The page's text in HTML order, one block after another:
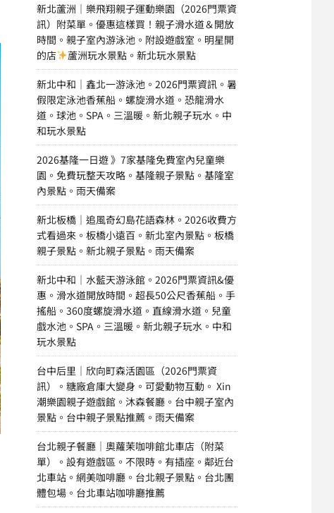
新北蘆洲｜樂飛翔親子運動樂園（2026門票資
訊）附菜單。優惠這樣買！親子滑水道＆開放
時間。親子室內游泳池。附設遊戲室。明星開
的店
蘆洲玩水景點。新北玩水景點
新北中和｜鑫北一游泳池。2026門票資訊。暑
假限定泳池香蕉船。螺旋滑水道。恐龍滑水
道。球池。SPA。三溫暖。新北親子玩水。中
和玩水景點
2026基隆一日遊 》7家基隆免費室內兒童樂
園。免費玩整天攻略。基隆親子景點。基隆室
內景點。雨天備案
新北板橋｜追風奇幻島花語森林。2026收費方
式看過來。板橋小遠百。新北室內景點。板橋
親子景點。新北親子景點。雨天備案
新北中和｜水藍天游泳館。2026門票資訊&優
惠。滑水道開放時間。超長50公尺香蕉船。手
搖船。360度螺旋滑水道。直線滑水道。兒童
戲水池。SPA。三溫暖。新北親子玩水。中和
玩水景點
台中后里｜欣向町森活園區（2026門票資
訊）。糖廠倉庫大變身。可愛動物互動。 Xin
潮樂園親子遊戲館。沐森餐廳。台中親子室內
景點。台中親子景點推薦。雨天備案
台北親子餐廳｜奧蘿茉咖啡館北車店（附菜
單）。設有遊戲區。不限時。有插座。鄰近台
北車站。網美咖啡廳。台北親子景點。台北團
體包場。台北車站咖啡廳推薦